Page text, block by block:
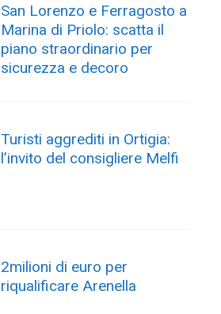
San Lorenzo e Ferragosto a
Marina di Priolo: scatta il
piano straordinario per
sicurezza e decoro
Turisti aggrediti in Ortigia:
l’invito del consigliere Melfi
2milioni di euro per
riqualificare Arenella